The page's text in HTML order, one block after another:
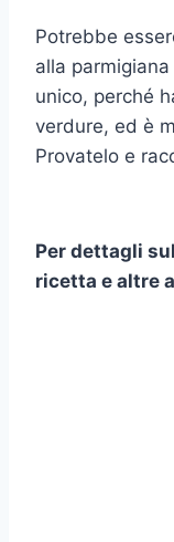
Potrebbe
alla
unico, perché
verdure, ed è
Provatelo e
Per dettagli
ricetta e altre